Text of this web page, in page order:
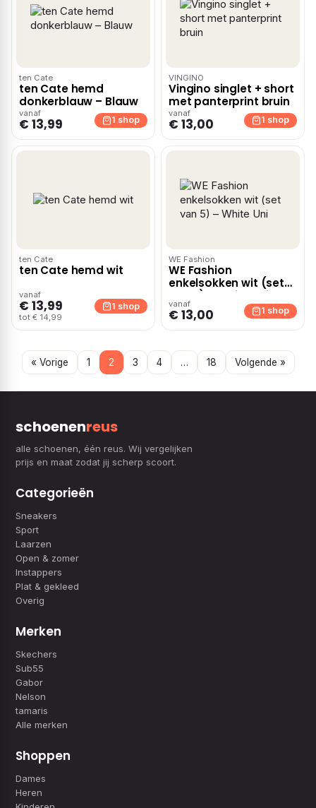
ten Cate
ten Cate hemd
donkerblauw – Blauw
vanaf
€ 13,99 1 shop
VINGINO
Vingino singlet + short
met panterprint bruin
vanaf
€ 13,00 1 shop
ten Cate
ten Cate hemd wit
vanaf
€ 13,99
tot € 14,99
1 shop
WE Fashion
WE Fashion
enkelsokken wit (set
van 5) – White Uni
vanaf
€ 13,00 1 shop
« Vorige 1 2 3 4 … 18 Volgende »
schoenenreus
alle schoenen, één reus. Wij vergelijken
prijs en maat zodat jij scherp scoort.
Categorieën
Sneakers
Sport
Laarzen
Open & zomer
Instappers
Plat & gekleed
Overig
Merken
Skechers
Sub55
Gabor
Nelson
tamaris
Alle merken
Shoppen
Dames
Heren